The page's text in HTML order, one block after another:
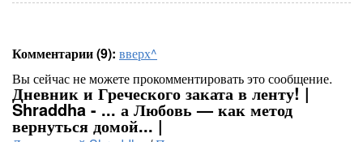
Комментарии (9): вверх^
Вы сейчас не можете прокомментировать это сообщение.
Дневник и Греческого заката в ленту! |
Shraddha - ... а Любовь — как метод
вернуться домой... |